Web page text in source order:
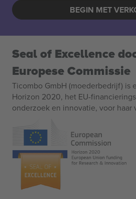
BEGIN MET
Seal of Excellence
Europese Commissie
Ticombo GmbH (moederbedrijf) is
Horizon 2020, het EU-
onderzoek en innovatie, voor haar